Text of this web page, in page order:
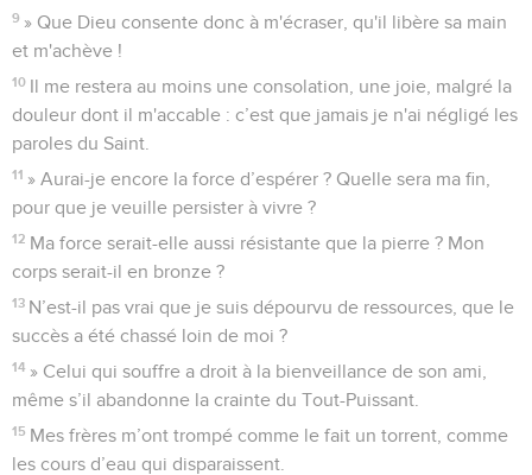
9 » Que Dieu consente donc à m'écraser, qu'il libère sa main
et m'achève !
10 Il me restera au moins une consolation, une joie, malgré la
douleur dont il m'accable : c’est que jamais je n'ai négligé les
paroles du Saint.
11 » Aurai-je encore la force d’espérer ? Quelle sera ma fin,
pour que je veuille persister à vivre ?
12 Ma force serait-elle aussi résistante que la pierre ? Mon
corps serait-il en bronze ?
13 N’est-il pas vrai que je suis dépourvu de ressources, que le
succès a été chassé loin de moi ?
14 » Celui qui souffre a droit à la bienveillance de son ami,
même s’il abandonne la crainte du Tout-Puissant.
15 Mes frères m’ont trompé comme le fait un torrent, comme
les cours d’eau qui disparaissent.